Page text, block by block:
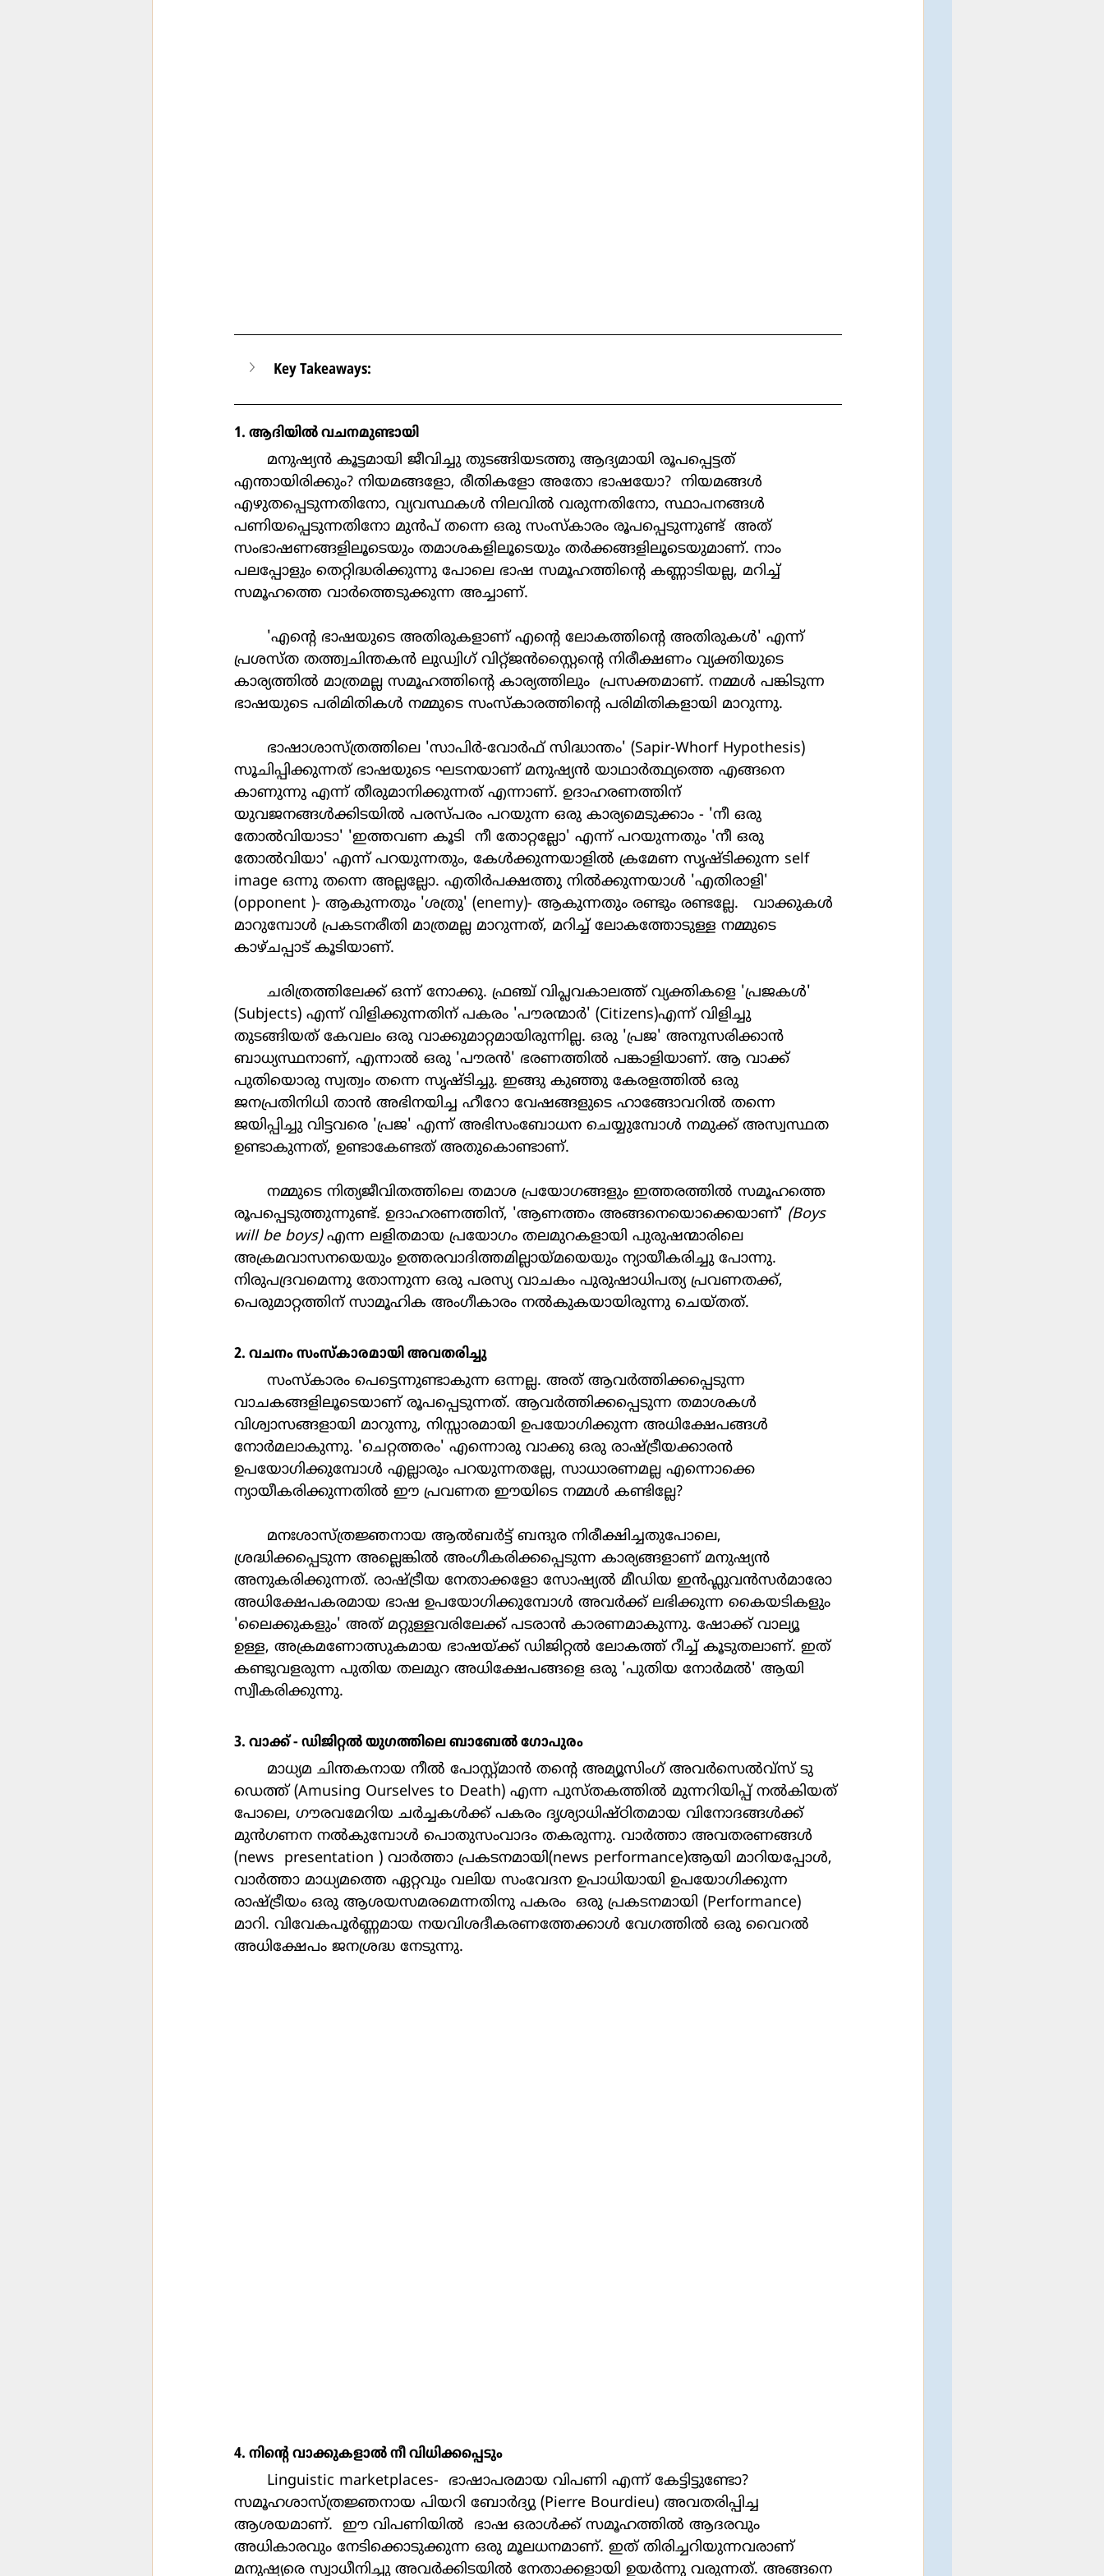
Key Takeaways:
1. ആദിയില്‍ വചനമുണ്ടായി
എന്തായിരിക്കും? നിയമങ്ങളോ, രീതികളോ അതോ ഭാഷയോ?  നിയമങ്ങള്‍
എഴുതപ്പെടുന്നതിനോ, വ്യവസ്ഥകള്‍ നിലവില്‍ വരുന്നതിനോ, സ്ഥാപനങ്ങള്‍
പണിയപ്പെടുന്നതിനോ മുന്‍പ് തന്നെ ഒരു സംസ്കാരം രൂപപ്പെടുന്നുണ്ട്  അത്
സംഭാഷണങ്ങളിലൂടെയും തമാശകളിലൂടെയും തര്‍ക്കങ്ങളിലൂടെയുമാണ്. നാം
പലപ്പോളും തെറ്റിദ്ധരിക്കുന്നു പോലെ ഭാഷ സമൂഹത്തിന്‍റെ കണ്ണാടിയല്ല, മറിച്ച്
സമൂഹത്തെ വാര്‍ത്തെടുക്കുന്ന അച്ചാണ്.
പ്രശസ്ത തത്ത്വചിന്തകന്‍ ലുഡ്വിഗ് വിറ്റ്ജന്‍സ്റ്റൈന്‍റെ നിരീക്ഷണം വ്യക്തിയുടെ
കാര്യത്തില്‍ മാത്രമല്ല സമൂഹത്തിന്‍റെ കാര്യത്തിലും  പ്രസക്തമാണ്. നമ്മള്‍ പങ്കിടുന്ന
ഭാഷയുടെ പരിമിതികള്‍ നമ്മുടെ സംസ്കാരത്തിന്‍റെ പരിമിതികളായി മാറുന്നു.
സൂചിപ്പിക്കുന്നത് ഭാഷയുടെ ഘടനയാണ് മനുഷ്യന്‍ യാഥാര്‍ത്ഥ്യത്തെ എങ്ങനെ
കാണുന്നു എന്ന് തീരുമാനിക്കുന്നത് എന്നാണ്. ഉദാഹരണത്തിന്
യുവജനങ്ങള്‍ക്കിടയില്‍ പരസ്പരം പറയുന്ന ഒരു കാര്യമെടുക്കാം - 'നീ ഒരു
തോല്‍വിയാടാ' 'ഇത്തവണ കൂടി  നീ തോറ്റല്ലോ' എന്ന് പറയുന്നതും 'നീ ഒരു
തോല്‍വിയാ' എന്ന് പറയുന്നതും, കേള്‍ക്കുന്നയാളില്‍ ക്രമേണ സൃഷ്ടിക്കുന്ന self
image ഒന്നു തന്നെ അല്ലല്ലോ. എതിര്‍പക്ഷത്തു നില്‍ക്കുന്നയാള്‍ 'എതിരാളി'
(opponent )‑ ആകുന്നതും 'ശത്രു' (enemy)‑ ആകുന്നതും രണ്ടും രണ്ടല്ലേ.   വാക്കുകള്‍
മാറുമ്പോള്‍ പ്രകടനരീതി മാത്രമല്ല മാറുന്നത്, മറിച്ച് ലോകത്തോടുള്ള നമ്മുടെ
കാഴ്ചപ്പാട് കൂടിയാണ്.
(Subjects) എന്ന് വിളിക്കുന്നതിന് പകരം 'പൗരന്മാര്‍' (Citizens)എന്ന് വിളിച്ചു
തുടങ്ങിയത് കേവലം ഒരു വാക്കുമാറ്റമായിരുന്നില്ല. ഒരു 'പ്രജ' അനുസരിക്കാന്‍
ബാധ്യസ്ഥനാണ്, എന്നാല്‍ ഒരു 'പൗരന്‍' ഭരണത്തില്‍ പങ്കാളിയാണ്. ആ വാക്ക്
പുതിയൊരു സ്വത്വം തന്നെ സൃഷ്ടിച്ചു. ഇങ്ങു കുഞ്ഞു കേരളത്തില്‍ ഒരു
ജനപ്രതിനിധി താന്‍ അഭിനയിച്ച ഹീറോ വേഷങ്ങളുടെ ഹാങ്ങോവറില്‍ തന്നെ
ജയിപ്പിച്ചു വിട്ടവരെ 'പ്രജ' എന്ന് അഭിസംബോധന ചെയ്യുമ്പോള്‍ നമുക്ക് അസ്വസ്ഥത
ഉണ്ടാകുന്നത്, ഉണ്ടാകേണ്ടത് അതുകൊണ്ടാണ്.
രൂപപ്പെടുത്തുന്നുണ്ട്. ഉദാഹരണത്തിന്, 'ആണത്തം അങ്ങനെയൊക്കെയാണ്' (Boys
will be boys) എന്ന ലളിതമായ പ്രയോഗം തലമുറകളായി പുരുഷന്മാരിലെ
അക്രമവാസനയെയും ഉത്തരവാദിത്തമില്ലായ്മയെയും ന്യായീകരിച്ചു പോന്നു.
നിരുപദ്രവമെന്നു തോന്നുന്ന ഒരു പരസ്യ വാചകം പുരുഷാധിപത്യ പ്രവണതക്ക്,
പെരുമാറ്റത്തിന് സാമൂഹിക അംഗീകാരം നല്‍കുകയായിരുന്നു ചെയ്തത്.
2. വചനം സംസ്കാരമായി അവതരിച്ചു
വാചകങ്ങളിലൂടെയാണ് രൂപപ്പെടുന്നത്. ആവര്‍ത്തിക്കപ്പെടുന്ന തമാശകള്‍
വിശ്വാസങ്ങളായി മാറുന്നു, നിസ്സാരമായി ഉപയോഗിക്കുന്ന അധിക്ഷേപങ്ങള്‍
നോര്‍മലാകുന്നു. 'ചെറ്റത്തരം' എന്നൊരു വാക്കു ഒരു രാഷ്ട്രീയക്കാരന്‍
ഉപയോഗിക്കുമ്പോള്‍ എല്ലാരും പറയുന്നതല്ലേ, സാധാരണമല്ല എന്നൊക്കെ
ന്യായീകരിക്കുന്നതില്‍ ഈ പ്രവണത ഈയിടെ നമ്മള്‍ കണ്ടില്ലേ?
ശ്രദ്ധിക്കപ്പെടുന്ന അല്ലെങ്കില്‍ അംഗീകരിക്കപ്പെടുന്ന കാര്യങ്ങളാണ് മനുഷ്യന്‍
അനുകരിക്കുന്നത്. രാഷ്ട്രീയ നേതാക്കളോ സോഷ്യല്‍ മീഡിയ ഇന്‍ഫ്ലുവന്‍സര്‍മാരോ
അധിക്ഷേപകരമായ ഭാഷ ഉപയോഗിക്കുമ്പോള്‍ അവര്‍ക്ക് ലഭിക്കുന്ന കൈയടികളും
'ലൈക്കുകളും' അത് മറ്റുള്ളവരിലേക്ക് പടരാന്‍ കാരണമാകുന്നു. ഷോക്ക് വാല്യൂ
ഉള്ള, അക്രമണോത്സുകമായ ഭാഷയ്ക്ക് ഡിജിറ്റല്‍ ലോകത്ത് റീച്ച് കൂടുതലാണ്. ഇത്
കണ്ടുവളരുന്ന പുതിയ തലമുറ അധിക്ഷേപങ്ങളെ ഒരു 'പുതിയ നോര്‍മല്‍' ആയി
സ്വീകരിക്കുന്നു.
3. വാക്ക് - ഡിജിറ്റല്‍ യുഗത്തിലെ ബാബേല്‍ ഗോപുരം
ഡെത്ത് (Amusing Ourselves to Death) എന്ന പുസ്തകത്തില്‍ മുന്നറിയിപ്പ് നല്‍കിയത്
പോലെ, ഗൗരവമേറിയ ചര്‍ച്ചകള്‍ക്ക് പകരം ദൃശ്യാധിഷ്ഠിതമായ വിനോദങ്ങള്‍ക്ക്
മുന്‍ഗണന നല്‍കുമ്പോള്‍ പൊതുസംവാദം തകരുന്നു. വാര്‍ത്താ അവതരണങ്ങള്‍
(news  presentation ) വാര്‍ത്താ പ്രകടനമായി(news performance)ആയി മാറിയപ്പോള്‍,
വാര്‍ത്താ മാധ്യമത്തെ ഏറ്റവും വലിയ സംവേദന ഉപാധിയായി ഉപയോഗിക്കുന്ന
രാഷ്ട്രീയം ഒരു ആശയസമരമെന്നതിനു പകരം  ഒരു പ്രകടനമായി (Performance)
മാറി. വിവേകപൂര്‍ണ്ണമായ നയവിശദീകരണത്തേക്കാള്‍ വേഗത്തില്‍ ഒരു വൈറല്‍
അധിക്ഷേപം ജനശ്രദ്ധ നേടുന്നു.
4. നിന്‍റെ വാക്കുകളാല്‍ നീ വിധിക്കപ്പെടും
സമൂഹശാസ്ത്രജ്ഞനായ പിയറി ബോര്‍ദ്യു (Pierre Bourdieu) അവതരിപ്പിച്ച
ആശയമാണ്.  ഈ വിപണിയില്‍  ഭാഷ ഒരാള്‍ക്ക് സമൂഹത്തില്‍ ആദരവും
അധികാരവും നേടിക്കൊടുക്കുന്ന ഒരു മൂലധനമാണ്. ഇത് തിരിച്ചറിയുന്നവരാണ്
മനുഷ്യരെ സ്വാധീനിച്ചു അവര്‍ക്കിടയില്‍ നേതാക്കളായി ഉയര്‍ന്നു വരുന്നത്. അങ്ങനെ